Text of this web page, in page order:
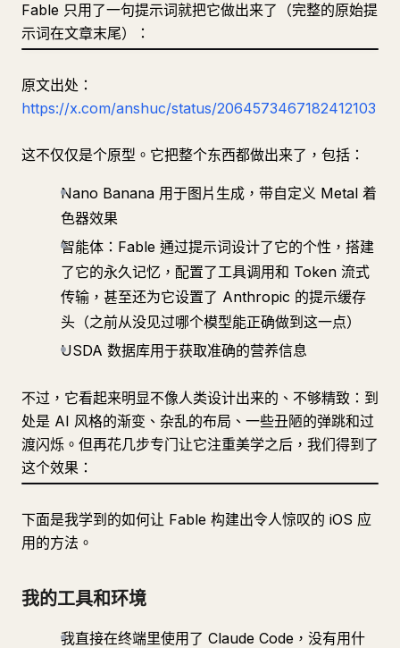
Fable 只用了一句提示词就把它做出来了（完整的原始提
示词在文章末尾）：
原文出处：
https://x.com/anshuc/status/2064573467182412103
这不仅仅是个原型。它把整个东西都做出来了，包括：
Nano Banana 用于图片生成，带自定义 Metal 着
色器效果
智能体：Fable 通过提示词设计了它的个性，搭建
了它的永久记忆，配置了工具调用和 Token 流式
传输，甚至还为它设置了 Anthropic 的提示缓存
头（之前从没见过哪个模型能正确做到这一点）
USDA 数据库用于获取准确的营养信息
不过，它看起来明显不像人类设计出来的、不够精致：到
处是 AI 风格的渐变、杂乱的布局、一些丑陋的弹跳和过
渡闪烁。但再花几步专门让它注重美学之后，我们得到了
这个效果：
下面是我学到的如何让 Fable 构建出令人惊叹的 iOS 应
用的方法。
我的工具和环境
我直接在终端里使用了 Claude Code，没有用什